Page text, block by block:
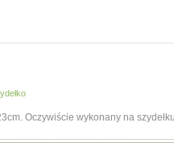
Oczywiście wykonany na